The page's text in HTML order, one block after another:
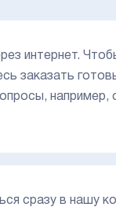
интернет.
заказать
сразу в нашу